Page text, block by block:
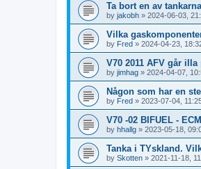
Ta bort en av
by jakobh » 2024-06-03,
Vilka
by Fred » 2024-04-23,
V70 2011 AFV går illa
by jimhag » 2024-04-07,
Någon som har en
by Fred » 2023-07-04,
V70 -02 BIFUEL -
by hhallg » 2023-05-18,
Tanka i TYskland.
by Skotten » 2021-11-18,